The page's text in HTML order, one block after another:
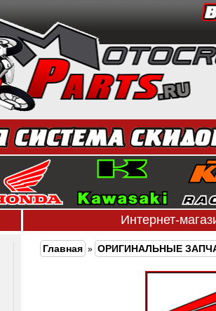
Интернет-
Главная » ОРИГИНАЛЬНЫЕ